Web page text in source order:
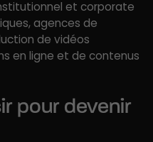
et corporate
agences de
de vidéos
en ligne et de contenus
pour devenir